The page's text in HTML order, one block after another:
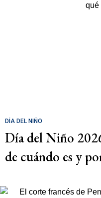
DÍA DEL NIÑO
Día del Niño
de cuándo es y